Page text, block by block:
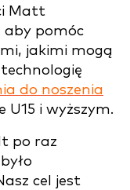
Matt
aby pomóc
jakimi mogą
do noszenia
U15 i wyższym.
po raz
cel jest